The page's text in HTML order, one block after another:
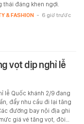
thái đáng khen ngợi.
& FASHION - 6 giờ trước
vọt dịp nghỉ lễ
lễ Quốc khánh 2/9 đang
đẩy nhu cầu đi lại tăng
đường bay nội địa ghi
giá vé tăng vọt, đòi…